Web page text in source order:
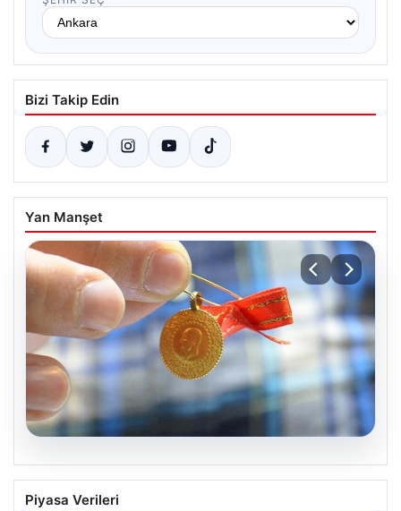
Bizi Takip Edin
Yan Manşet
05.08.2026
Altın fiyatları canlı 8 Nisan 2026: Altın
Piyasa Verileri